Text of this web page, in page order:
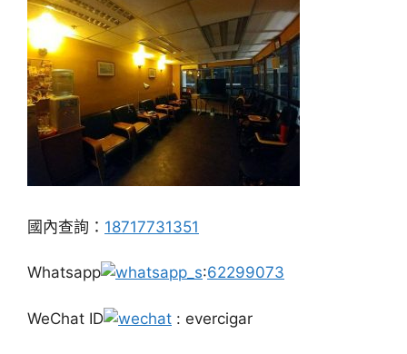
國內查詢： 18717731351
Whatsapp :62299073
WeChat ID : evercigar